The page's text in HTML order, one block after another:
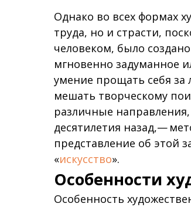
Однако во всех формах
труда, но и страсти,
человеком, было
мгновенно задуманное
умение прощать себя
мешать творческому
различные
десятилетия назад,—
представление об этой
«искусство».
Особенности
Особенность